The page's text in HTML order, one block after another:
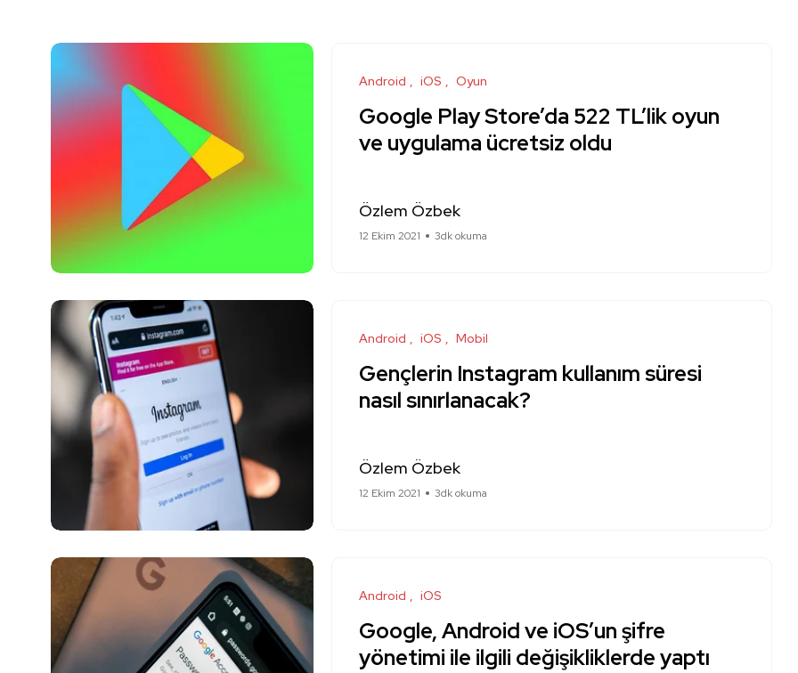
Android iOS Oyun
Google Play Store’da 522 TL’lik oyun
ve uygulama ücretsiz oldu
Özlem Özbek
12 Ekim 2021 3dk okuma
Android iOS Mobil
Gençlerin Instagram kullanım süresi
nasıl sınırlanacak?
Özlem Özbek
12 Ekim 2021 3dk okuma
Android iOS
Google, Android ve iOS’un şifre
yönetimi ile ilgili değişikliklerde yaptı